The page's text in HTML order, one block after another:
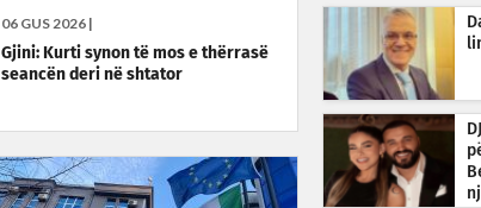
06 GUS 2026 |
Gjini: Kurti synon të mos e thërrasë
seancën deri në shtator